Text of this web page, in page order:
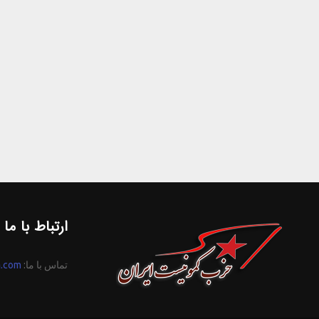
ارتباط با ما
تماس با ما: